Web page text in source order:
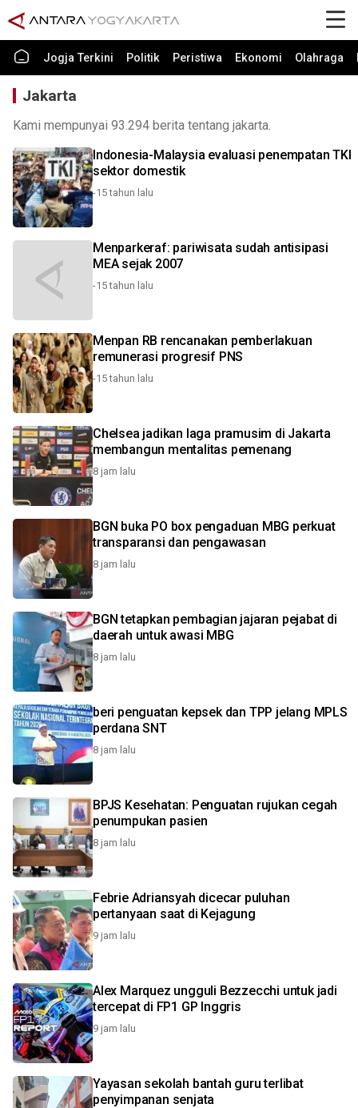
Jogja Terkini Politik Peristiwa Ekonomi Olahraga
Jakarta
Kami mempunyai 93.294 berita tentang jakarta.
Indonesia-Malaysia evaluasi penempatan TKI
sektor domestik
-15 tahun lalu
Menparkeraf: pariwisata sudah antisipasi
MEA sejak 2007
-15 tahun lalu
Menpan RB rencanakan pemberlakuan
remunerasi progresif PNS
-15 tahun lalu
Chelsea jadikan laga pramusim di Jakarta
membangun mentalitas pemenang
8 jam lalu
BGN buka PO box pengaduan MBG perkuat
transparansi dan pengawasan
8 jam lalu
BGN tetapkan pembagian jajaran pejabat di
daerah untuk awasi MBG
8 jam lalu
beri penguatan kepsek dan TPP jelang MPLS
perdana SNT
8 jam lalu
BPJS Kesehatan: Penguatan rujukan cegah
penumpukan pasien
8 jam lalu
Febrie Adriansyah dicecar puluhan
pertanyaan saat di Kejagung
9 jam lalu
Alex Marquez ungguli Bezzecchi untuk jadi
tercepat di FP1 GP Inggris
9 jam lalu
Yayasan sekolah bantah guru terlibat
penyimpanan senjata